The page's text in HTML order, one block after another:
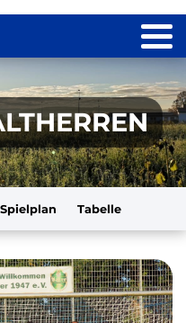
Spielplan Tabelle